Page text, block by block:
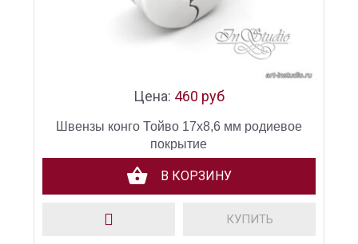
Цена: 460 руб
Швензы конго Тойво 17х8,6 мм родиевое
покрытие
В КОРЗИНУ
КУПИТЬ